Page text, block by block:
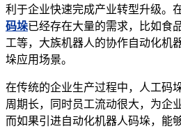
利于企业快速完成产业转型升级。
码垛已经存在大量的需求，比如食
工等，大族机器人的协作自动化机
垛应用场景。
在传统的企业生产过程中，人工码
周期长，同时员工流动很大，为企
而如果引进自动化机器人码垛，能